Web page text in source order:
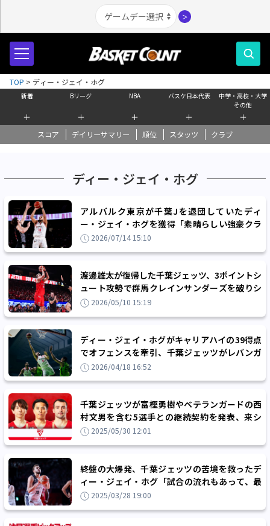
＞
新着
＋
Bリーグ
＋
NBA
＋
バスケ日本代表
＋
中学・高校・大学
その他
＋
スコア デイリーサマリー 順位 スタッツ クラブ
TOP > ディー・ジェイ・ホグ
ディー・ジェイ・ホグ
アルバルク東京が千葉Jを退団していたディ
ー・ジェイ・ホグを獲得「素晴らしい強豪クラ
ブの一員として戦えることを光栄に思います」
2026/07/14 15:10
渡邊雄太が復帰した千葉ジェッツ、3ポイントシ
ュート攻勢で群馬クレインサンダーズを破りシ
リーズは運命の『ゲーム3』へ
2026/05/10 15:19
ディー・ジェイ・ホグがキャリアハイの39得点
でオフェンスを牽引、千葉ジェッツがレバンガ
北海道との直接対決を制す
2026/04/18 16:52
千葉ジェッツが富樫勇樹やベテランガードの西
村文男を含む5選手との継続契約を発表、来シ
ーズンへ盤石な体制を整える
2025/05/30 12:01
終盤の大爆発、千葉ジェッツの苦境を救ったデ
ィー・ジェイ・ホグ「試合の流れもあって、最
後は危機感がありました」
2025/03/28 19:00